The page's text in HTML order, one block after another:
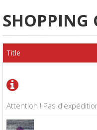
SHOPPING
Attention ! Pas
Title